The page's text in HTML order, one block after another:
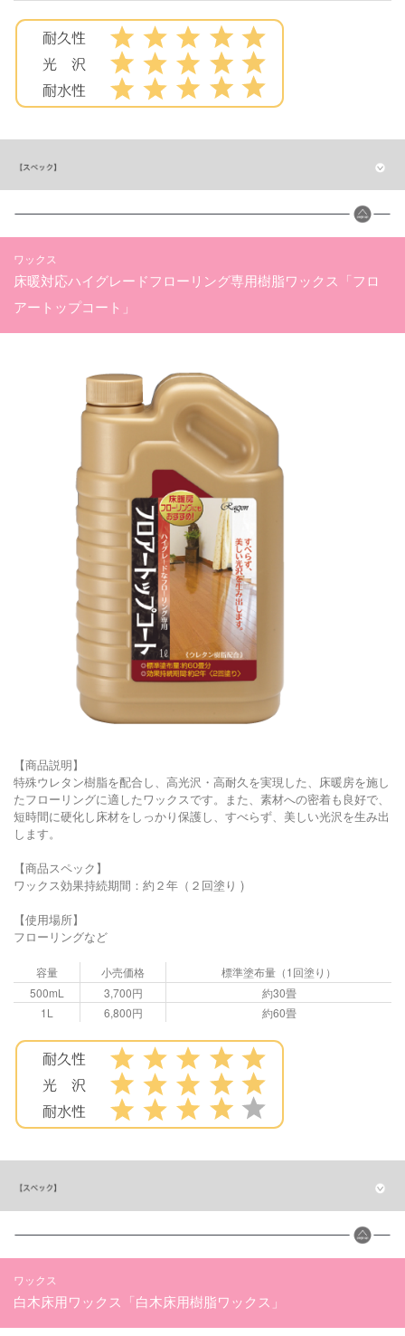
ワックス
床暖対応ハイグレードフローリング専用樹脂ワックス「フロ
アートップコート」
【商品説明】
特殊ウレタン樹脂を配合し、高光沢・高耐久を実現した、床暖房を施し
たフローリングに適したワックスです。また、素材への密着も良好で、
短時間に硬化し床材をしっかり保護し、すべらず、美しい光沢を生み出
します。
【商品スペック】
ワックス効果持続期間：約２年（２回塗り )
【使用場所】
フローリングなど
容量 小売価格
標準塗布量（1回塗り）
500mL
3,700円
約30畳
1L
6,800円 約60畳
ワックス
白木床用ワックス「白木床用樹脂ワックス」